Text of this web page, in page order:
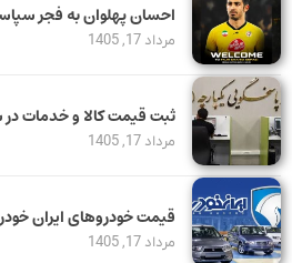
احسان پهلوان به فجر
مرداد 17, 1405
ثبت قیمت کالا و خدمات در سامانه 124
مرداد 17, 1405
قیمت خودرو‌های ایران خودرو امروز ۱۷
مرداد 17, 1405